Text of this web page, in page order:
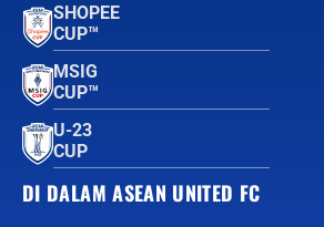
SHOPEE
CUP™
MSIG
CUP™
U-23
CUP
DI DALAM ASEAN UNITED FC